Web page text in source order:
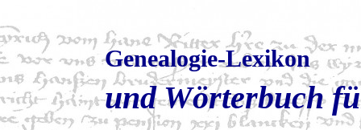
Genealogie-Lexikon
und Wörterbuch